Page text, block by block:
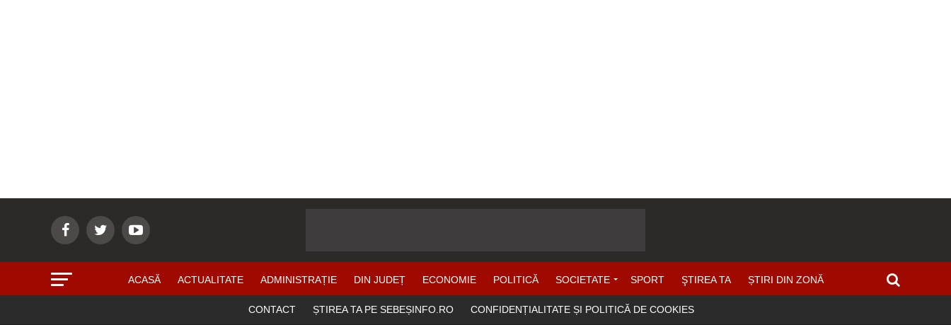
ACASĂ ACTUALITATE ADMINISTRAȚIE DIN JUDEȚ ECONOMIE POLITICĂ SOCIETATE SPORT ŞTIREA TA ȘTIRI DIN ZONĂ
CONTACT ȘTIREA TA PE SEBEȘINFO.RO CONFIDENȚIALITATE ȘI POLITICĂ DE COOKIES